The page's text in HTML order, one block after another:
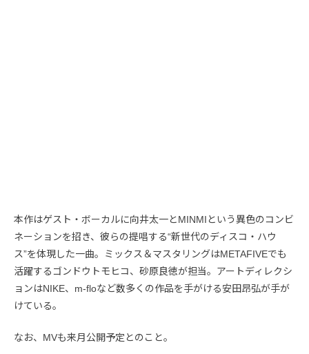
本作はゲスト・ボーカルに向井太一とMINMIという異色のコンビ
ネーションを招き、彼らの提唱する“新世代のディスコ・ハウ
ス”を体現した一曲。ミックス＆マスタリングはMETAFIVEでも
活躍するゴンドウトモヒコ、砂原良徳が担当。アートディレクシ
ョンはNIKE、m-floなど数多くの作品を手がける安田昂弘が手が
けている。
なお、MVも来月公開予定とのこと。